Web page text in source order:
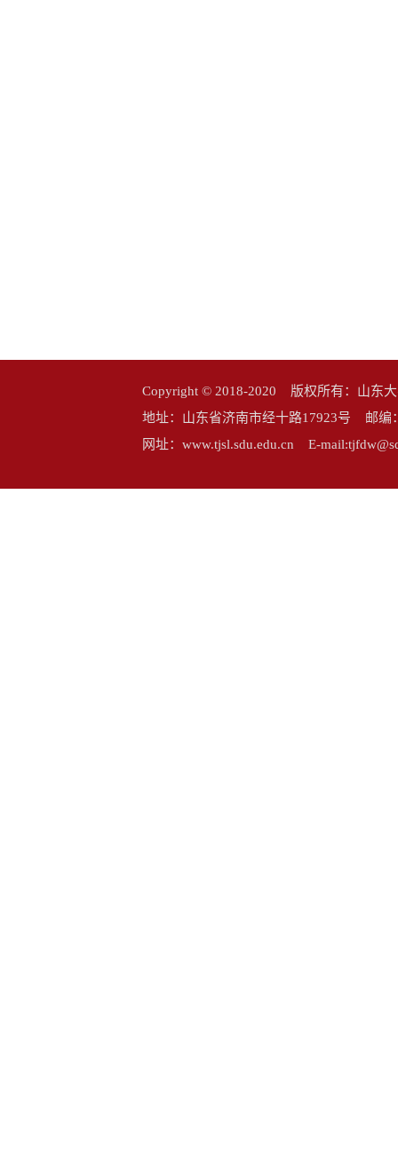
Copyright © 2018-2020 版权所有：山东
地址：山东省济南市经十路17923号 邮
网址：www.tjsl.sdu.edu.cn E-